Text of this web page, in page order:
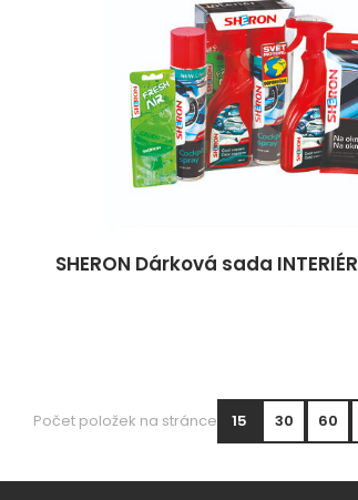
SHERON Dárková sada INTERIÉR
Počet položek na stránce 15 30 60